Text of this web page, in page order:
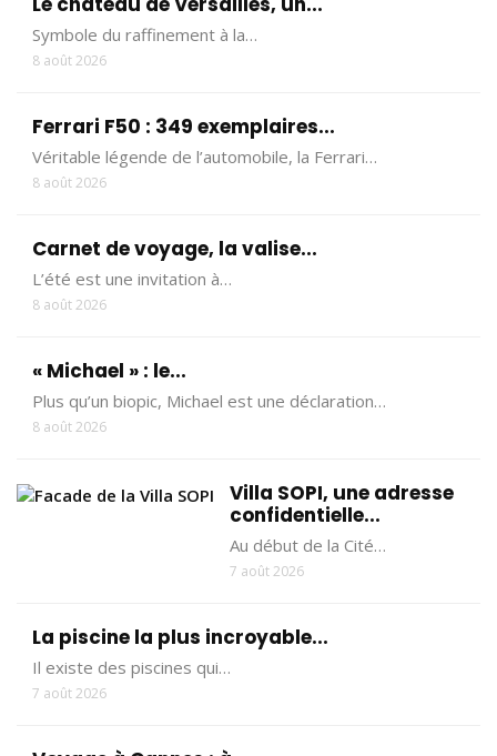
Symbole du raffinement à la…
8 août 2026
Ferrari F50 : 349 exemplaires...
Véritable légende de l’automobile, la Ferrari…
8 août 2026
Carnet de voyage, la valise...
L’été est une invitation à…
8 août 2026
« Michael » : le...
Plus qu’un biopic, Michael est une déclaration…
8 août 2026
Villa SOPI, une adresse
confidentielle...
Au début de la Cité…
7 août 2026
La piscine la plus incroyable...
Il existe des piscines qui…
7 août 2026